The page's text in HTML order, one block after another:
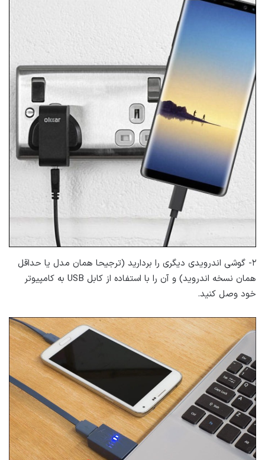
۲- گوشی اندرویدی دیگری را بردارید (ترجیحا همان مدل یا حداقل
همان نسخه اندروید) و آن را با استفاده از کابل USB به کامپیوتر
خود وصل کنید.